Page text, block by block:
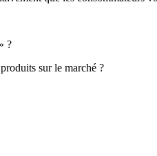
?
sur le marché ?